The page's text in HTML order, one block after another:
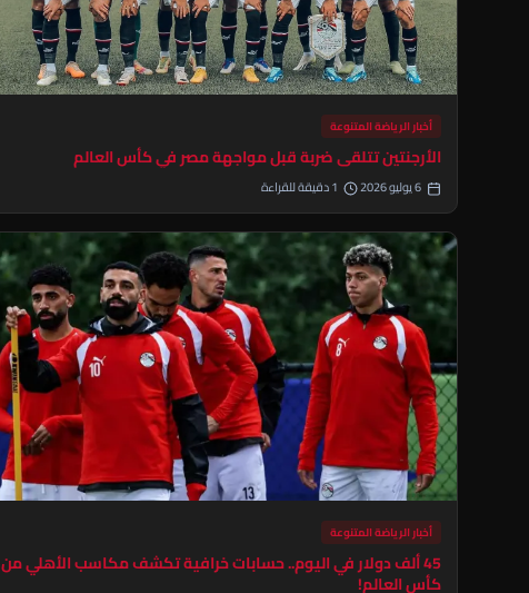
أخبار الرياضة المتنوعة
الأرجنتين تتلقى ضربة قبل مواجهة مصر في كأس العالم
أخبار الرياضة المتنوعة
45 ألف دولار في اليوم.. حسابات خرافية تكشف مكاسب الأهلي من
كأس العالم!